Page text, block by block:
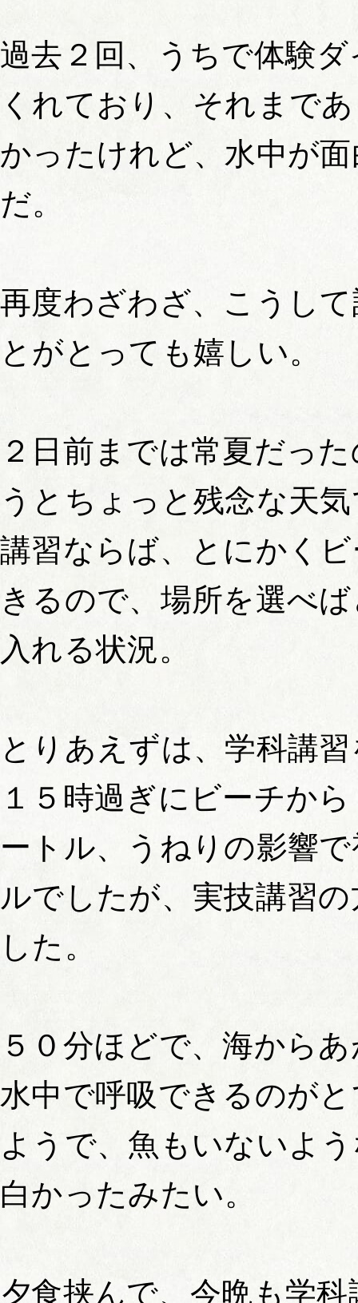
過去２回、うちで体験
くれており、それまで
かったけれど、水中が
だ。
再度わざわざ、こうし
とがとっても嬉しい。
２日前までは常夏だっ
うとちょっと残念な天
講習ならば、とにかく
きるので、場所を選べ
入れる状況。
とりあえずは、学科講
１５時過ぎにビーチか
ートル、うねりの影響
ルでしたが、実技講習
した。
５０分ほどで、海から
水中で呼吸できるのが
ようで、魚もいないよ
白かったみたい。
夕食挟んで、今晩も学